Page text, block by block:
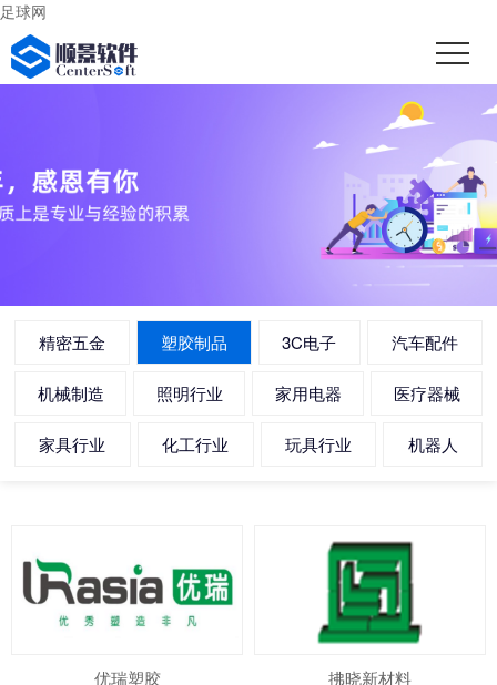
足球网
精密五金 塑胶制品 3C电子 汽车配件
机械制造 照明行业 家用电器 医疗器械
家具行业 化工行业 玩具行业 机器人
优瑞塑胶 拂晓新材料